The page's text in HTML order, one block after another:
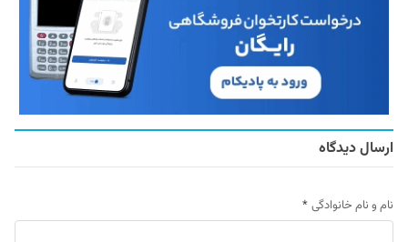
ارسال دیدگاه
نام و نام خانوادگی *